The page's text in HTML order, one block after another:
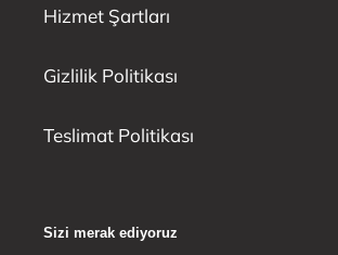
Hizmet Şartları
Gizlilik Politikası
Teslimat Politikası
Sizi merak ediyoruz